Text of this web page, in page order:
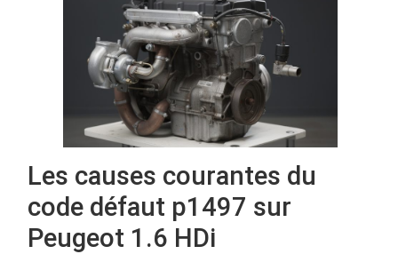
Les causes courantes du
code défaut p1497 sur
Peugeot 1.6 HDi